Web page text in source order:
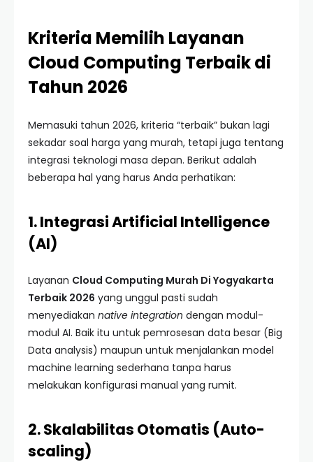
Kriteria Memilih Layanan
Cloud Computing Terbaik di
Tahun 2026
Memasuki tahun 2026, kriteria “terbaik” bukan lagi
sekadar soal harga yang murah, tetapi juga tentang
integrasi teknologi masa depan. Berikut adalah
beberapa hal yang harus Anda perhatikan:
1. Integrasi Artificial Intelligence
(AI)
Layanan Cloud Computing Murah Di Yogyakarta
Terbaik 2026 yang unggul pasti sudah
menyediakan native integration dengan modul-
modul AI. Baik itu untuk pemrosesan data besar (Big
Data analysis) maupun untuk menjalankan model
machine learning sederhana tanpa harus
melakukan konfigurasi manual yang rumit.
2. Skalabilitas Otomatis (Auto-
scaling)